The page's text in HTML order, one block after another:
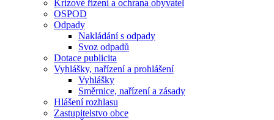
Krizové řízení a ochrana obyvatel
OSPOD
Odpady
Nakládání s odpady
Svoz odpadů
Dotace publicita
Vyhlášky, nařízení a prohlášení
Vyhlášky
Směrnice, nařízení a zásady
Hlášení rozhlasu
Zastupitelstvo obce